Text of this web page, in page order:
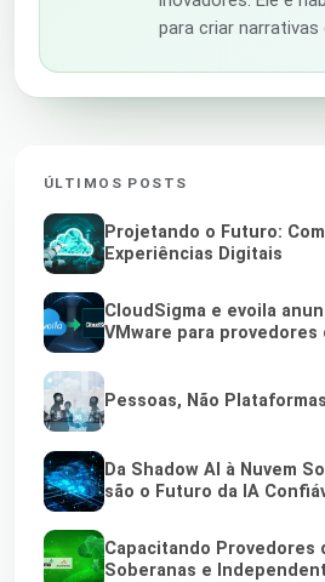
para criar
ÚLTIMOS POSTS
Projetando o Futuro:
Experiências Digitais
CloudSigma e evoila
VMware para
Pessoas, Não
Da Shadow AI à Nuvem
são o Futuro da IA
Capacitando Provedores
Soberanas e